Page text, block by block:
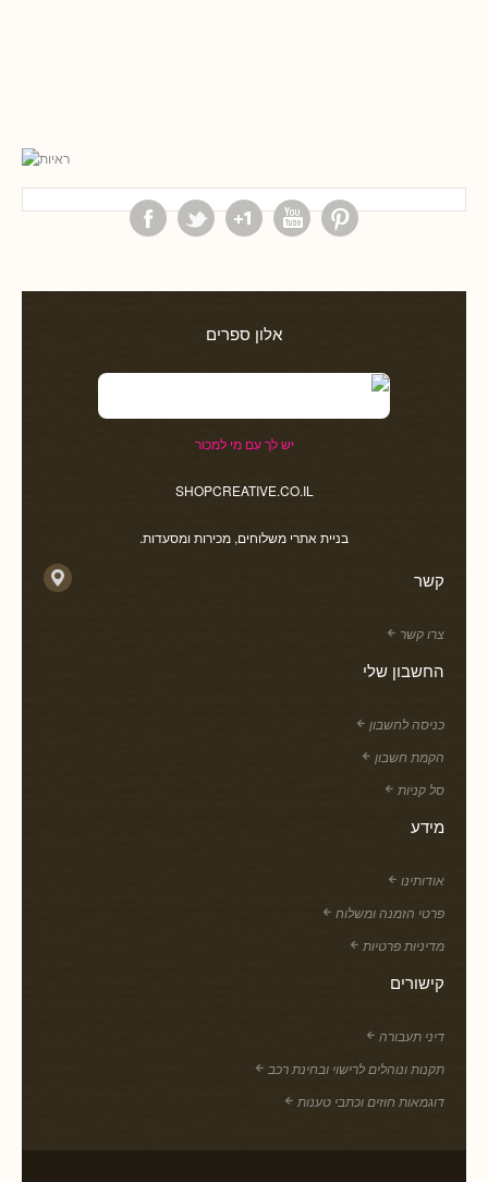
אלון ספרים
יש לך עם מי למכור
SHOPCREATIVE.CO.IL
בניית אתרי משלוחים, מכירות ומסעדות.
קשר
צרו קשר
החשבון שלי
כניסה לחשבון
הקמת חשבון
סל קניות
מידע
אודותינו
פרטי הזמנה ומשלוח
מדיניות פרטיות
קישורים
דיני תעבורה
תקנות ונוהלים לרישוי ובחינת רכב
דוגמאות חוזים וכתבי טענות